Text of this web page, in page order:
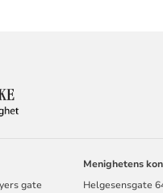
MENIGHET
gate
Menighetens
Helgesensgate